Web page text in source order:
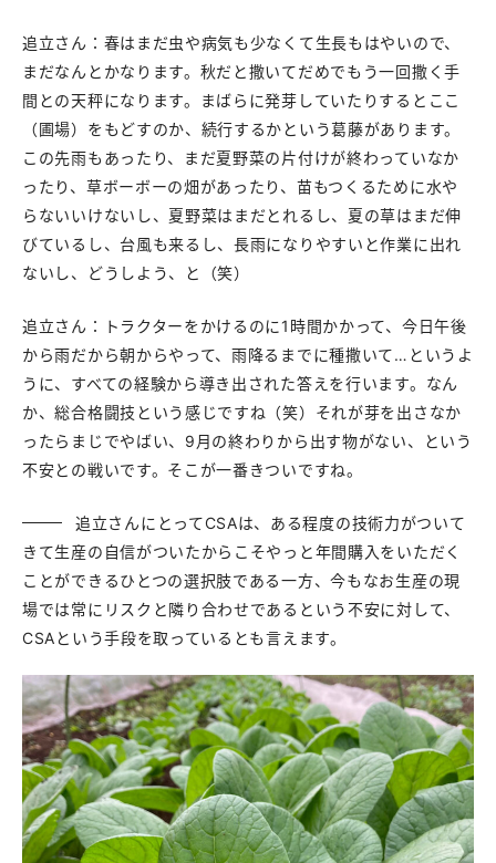
追立さん：春はまだ虫や病気も少なくて生長もはやいので、
まだなんとかなります。秋だと撒いてだめでもう一回撒く手
間との天秤になります。まばらに発芽していたりするとここ
（圃場）をもどすのか、続行するかという葛藤があります。
この先雨もあったり、まだ夏野菜の片付けが終わっていなか
ったり、草ボーボーの畑があったり、苗もつくるために水や
らないいけないし、夏野菜はまだとれるし、夏の草はまだ伸
びているし、台風も来るし、長雨になりやすいと作業に出れ
ないし、どうしよう、と（笑）
追立さん：トラクターをかけるのに1時間かかって、今日午後
から雨だから朝からやって、雨降るまでに種撒いて…というよ
うに、すべての経験から導き出された答えを行います。なん
か、総合格闘技という感じですね（笑）それが芽を出さなか
ったらまじでやばい、9月の終わりから出す物がない、という
不安との戦いです。そこが一番きついですね。
追立さんにとってCSAは、ある程度の技術力がついて
きて生産の自信がついたからこそやっと年間購入をいただく
ことができるひとつの選択肢である一方、今もなお生産の現
場では常にリスクと隣り合わせであるという不安に対して、
CSAという手段を取っているとも言えます。